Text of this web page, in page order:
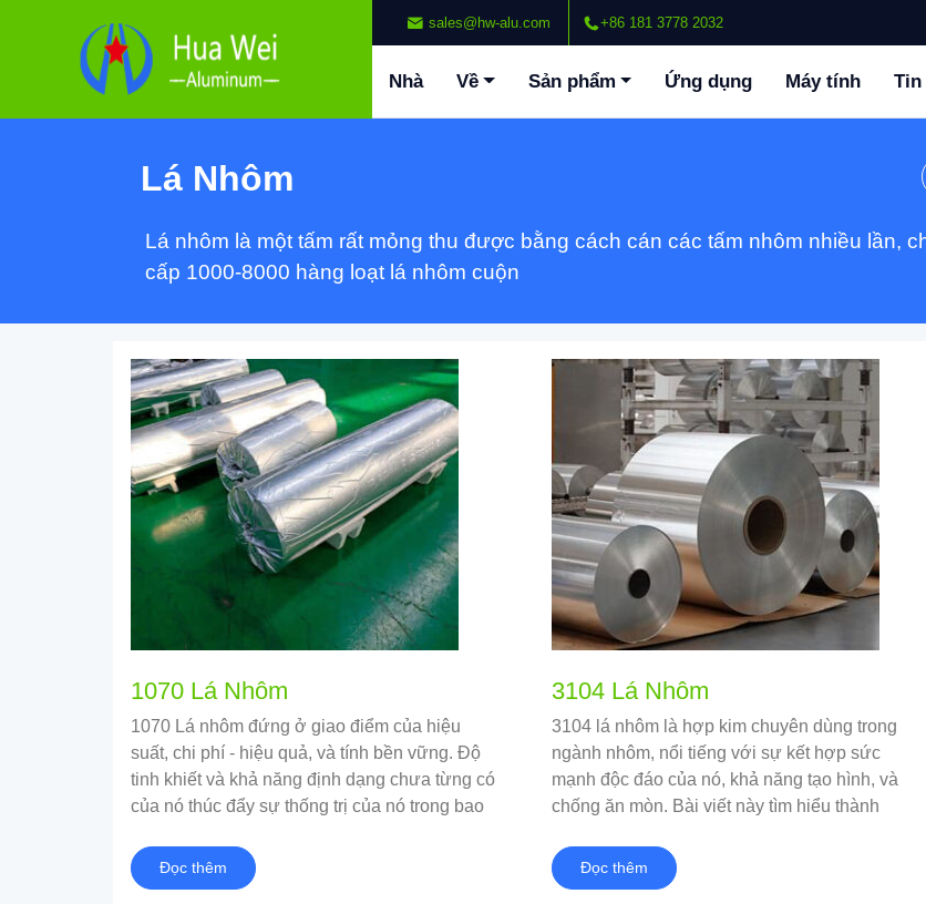
sales@hw-alu.com +86 181 3778 2032
Nhà Về Sản phẩm Ứng dụng Máy tính
Lá Nhôm
Lá nhôm là một tấm rất mỏng thu được bằng cách cán các tấm nhôm nhiều lần,
cấp 1000-8000 hàng loạt lá nhôm cuộn
1070 Lá Nhôm
1070 Lá nhôm đứng ở giao điểm của hiệu
suất, chi phí - hiệu quả, và tính bền vững. Độ
tinh khiết và khả năng định dạng chưa từng có
của nó thúc đẩy sự thống trị của nó trong bao
nghiệp.Đọc thêm
3104 Lá Nhôm
3104 lá nhôm là hợp kim chuyên dùng trong
ngành nhôm, nổi tiếng với sự kết hợp sức
mạnh độc đáo của nó, khả năng tạo hình, và
chống ăn mòn. Bài viết này tìm hiểu thành
ứng dụng, và so sánh với các hợp kim tương
tự.
Đọc thêm